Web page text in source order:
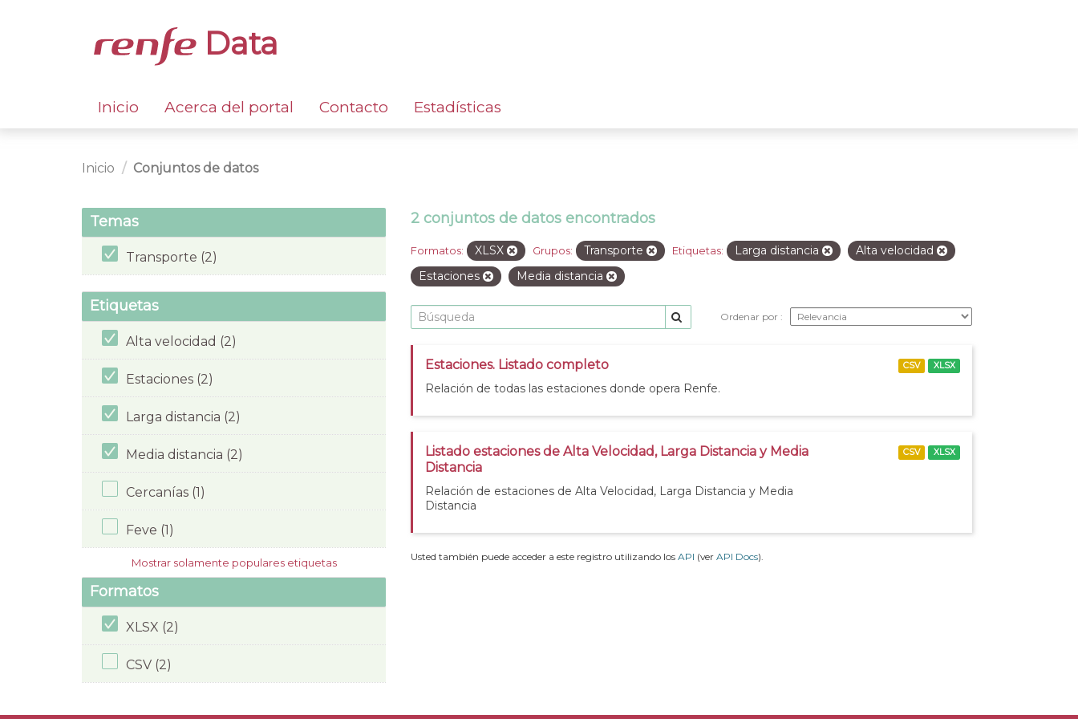
Data
Inicio Acerca del portal Contacto Estadísticas
Inicio Conjuntos de datos
Temas
Transporte (2)
Etiquetas
Alta velocidad (2)
Estaciones (2)
Larga distancia (2)
Media distancia (2)
Cercanías (1)
Feve (1)
Mostrar solamente populares etiquetas
Formatos
XLSX (2)
CSV (2)
2 conjuntos de datos encontrados
Formatos: XLSX Grupos: Transporte Etiquetas: Larga distancia
Alta velocidad
Estaciones
Media distancia
Ordenar por
Estaciones. Listado completo
Relación de todas las estaciones donde opera Renfe.
CSV XLSX
Listado estaciones de Alta Velocidad, Larga Distancia y Media
Distancia
Relación de estaciones de Alta Velocidad, Larga Distancia y Media
Distancia
CSV XLSX
Usted también puede acceder a este registro utilizando los API (ver API Docs).